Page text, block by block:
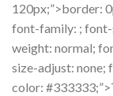
120px;”>border:
font-family: ;
weight: normal;
size-adjust: none;
color: